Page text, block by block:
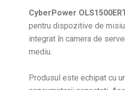
CyberPower
pentru dispozitive de
integrat în camera de
mediu.
Produsul este echipat cu